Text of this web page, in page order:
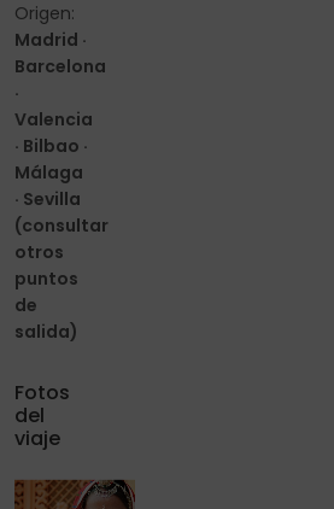
Origen:
Madrid ·
Barcelona
·
Valencia
· Bilbao ·
Málaga
· Sevilla
(consultar
otros
puntos
de
salida)
Fotos
del
viaje